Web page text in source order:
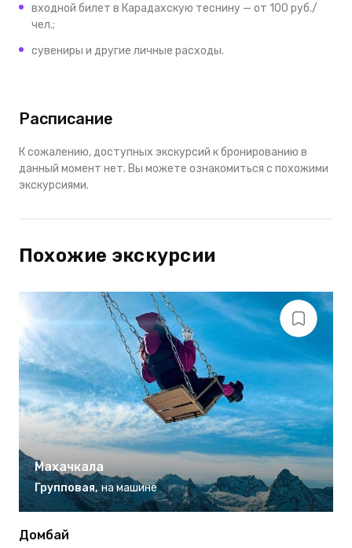
входной билет в Карадахскую теснину — от 100 руб./
чел.;
сувениры и другие личные расходы.
Расписание
К сожалению, доступных экскурсий к бронированию в
данный момент нет. Вы можете ознакомиться с похожими
экскурсиями.
Похожие экскурсии
Махачкала
Групповая, на машине
Домбай